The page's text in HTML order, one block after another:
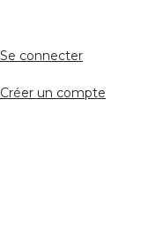
Se connecter
Créer un compte